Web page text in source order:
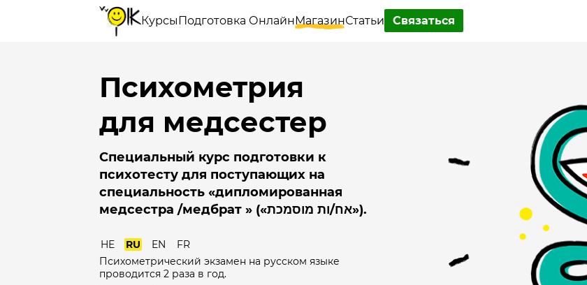
КурсыПодготовка ОнлайнМагазинСтатьи Связаться
Психометрия
для медсестер
Специальный курс подготовки к
психотесту для поступающих на
специальность «дипломированная
медсестра /медбрат » («אח/ות מוסמכת»).
HE RU EN
FR
Психометрический экзамен на русском языке
проводится 2 раза в год.